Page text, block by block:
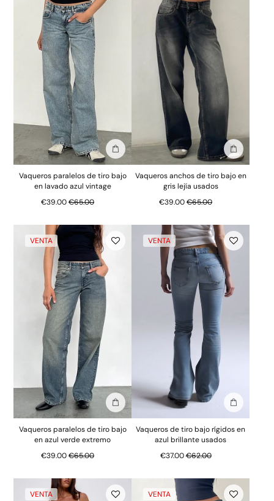
Añadir a la bolsa
Vaqueros paralelos de tiro bajo
en lavado azul vintage
€39.00Precio normal
€65.00
Añadir a la
Vaqueros anchos de tiro bajo en
gris lejía usados
€39.00Precio normal
€65.00
VENTA
Añadir a la bolsa
Vaqueros paralelos de tiro bajo
en azul verde extremo
€39.00Precio normal
€65.00
VENTA
Añadir a la
Vaqueros de tiro bajo rígidos en
azul brillante usados
€37.00Precio normal
€62.00
VENTA VENTA